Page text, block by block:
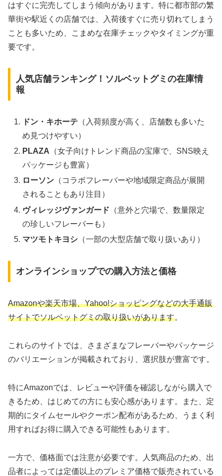
はすぐに完売してしまう傾向があります。特に都市部の繁
華街や駅近くの店舗では、入荷後すぐに売り切れてしまう
ことも多いため、こまめな在庫チェックやタイミングが重
要です。
人気店舗ランキング！ソルベットグミの在庫情
報
ドン・キホーテ （入荷頻度が高く、店舗数も多いた
め見つけやすい）
PLAZA （女子向けトレンド商品の宝庫で、SNS映え
パッケージも豊富）
ローソン （コラボフレーバーや地域限定商品が展開
されることもあり注目）
ヴィレッジヴァンガード （意外と穴場で、数量限定
の珍しいフレーバーも）
マツモトキヨシ （一部の大型店舗で取り扱いあり）
オンラインショップでの購入方法と価格
Amazonや楽天市場、Yahoo!ショッピングなどの大手通販
サイトでソルベットグミの取り扱いがあります。
これらのサイトでは、さまざまなフレーバーやパッケージ
のバリエーションが掲載されており、選択肢が豊富です。
特にAmazonでは、レビューや評価を確認しながら購入で
きるため、はじめての方にも安心感があります。また、定
期的にタイムセールやクーポン配布があるため、うまく利
用すればお得に購入できる可能性もあります。
一方で、価格面では注意が必要です。人気商品のため、出
品者によっては定価以上のプレミア価格で販売されている